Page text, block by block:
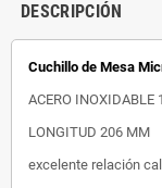
DESCRIPCIÓN
Cuchillo de Mesa
ACERO INOXIDABLE
LONGITUD 206 MM
excelente relación